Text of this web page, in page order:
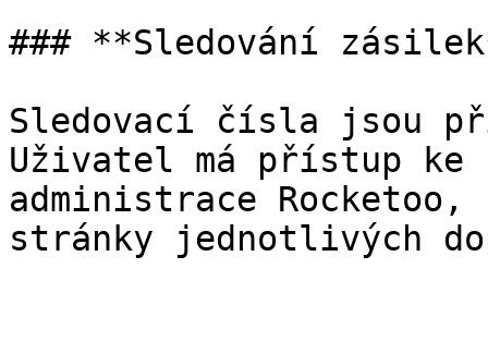
### **Sledování
Sledovací čísla jsou
Uživatel má přístup
administrace